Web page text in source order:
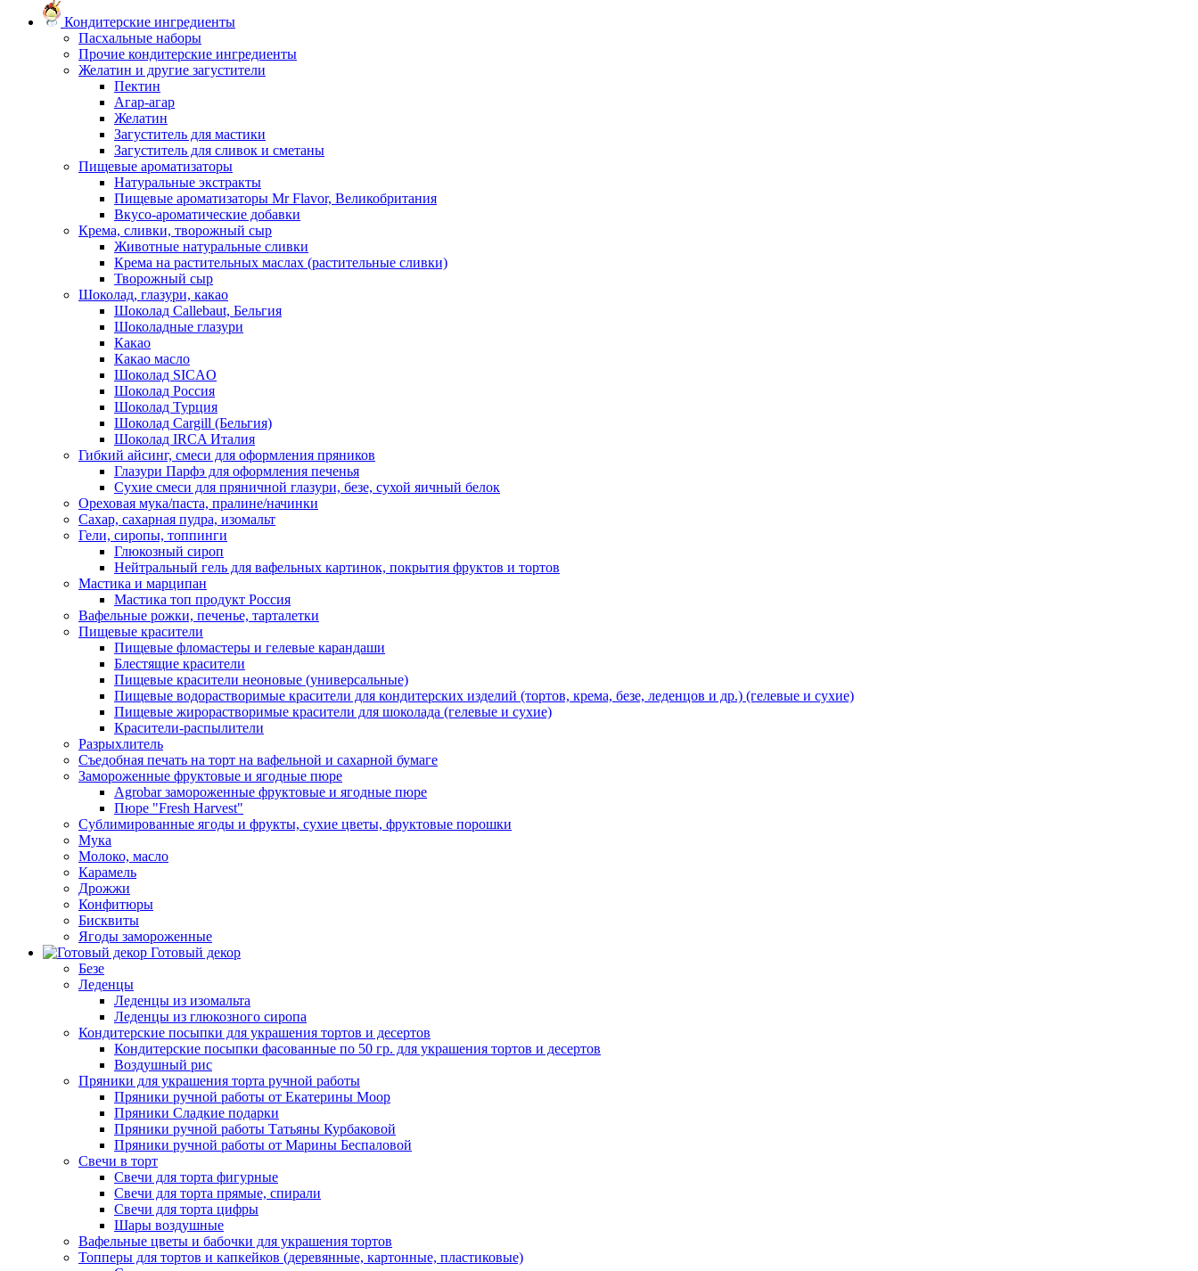
Кондитерские ингредиенты
Пасхальные наборы
Прочие кондитерские ингредиенты
Желатин и другие загустители
Пектин
Агар-агар
Желатин
Загуститель для мастики
Загуститель для сливок и сметаны
Пищевые ароматизаторы
Натуральные экстракты
Пищевые ароматизаторы Mr Flavor, Великобритания
Вкусо-ароматические добавки
Крема, сливки, творожный сыр
Животные натуральные сливки
Крема на растительных маслах (растительные сливки)
Творожный сыр
Шоколад, глазури, какао
Шоколад Callebaut, Бельгия
Шоколадные глазури
Какао
Какао масло
Шоколад SICAO
Шоколад Россия
Шоколад Турция
Шоколад Cargill (Бельгия)
Шоколад IRCA Италия
Гибкий айсинг, смеси для оформления пряников
Глазури Парфэ для оформления печенья
Сухие смеси для пряничной глазури, безе, сухой яичный белок
Ореховая мука/паста, пралине/начинки
Сахар, сахарная пудра, изомальт
Гели, сиропы, топпинги
Глюкозный сироп
Нейтральный гель для вафельных картинок, покрытия фруктов и тортов
Мастика и марципан
Мастика топ продукт Россия
Вафельные рожки, печенье, тарталетки
Пищевые красители
Пищевые фломастеры и гелевые карандаши
Блестящие красители
Пищевые красители неоновые (универсальные)
Пищевые водорастворимые красители для кондитерских изделий (тортов, крема, безе, леденцов и др.) (гелевые и сухие)
Пищевые жирорастворимые красители для шоколада (гелевые и сухие)
Красители-распылители
Разрыхлитель
Съедобная печать на торт на вафельной и сахарной бумаге
Замороженные фруктовые и ягодные пюре
Agrobar замороженные фруктовые и ягодные пюре
Пюре "Fresh Harvest"
Сублимированные ягоды и фрукты, сухие цветы, фруктовые порошки
Мука
Молоко, масло
Карамель
Дрожжи
Конфитюры
Бисквиты
Ягоды замороженные
Готовый декор
Безе
Леденцы
Леденцы из изомальта
Леденцы из глюкозного сиропа
Кондитерские посыпки для украшения тортов и десертов
Кондитерские посыпки фасованные по 50 гр. для украшения тортов и десертов
Воздушный рис
Пряники для украшения торта ручной работы
Пряники ручной работы от Екатерины Моор
Пряники Сладкие подарки
Пряники ручной работы Татьяны Курбаковой
Пряники ручной работы от Марины Беспаловой
Свечи в торт
Свечи для торта фигурные
Свечи для торта прямые, спирали
Свечи для торта цифры
Шары воздушные
Вафельные цветы и бабочки для украшения тортов
Топперы для тортов и капкейков (деревянные, картонные, пластиковые)